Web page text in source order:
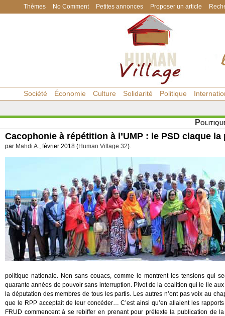
Thèmes No Comment Petites annonces Proposer un article
Société Économie Culture Solidarité Politique
Cacophonie à répétition à l’UMP : le PSD claque la
par Mahdi A., février 2018 (Human Village 32).
politique nationale. Non sans couacs, comme le montrent les tensions qui
quarante années de pouvoir sans interruption. Pivot de la coalition qui le lie
la députation des membres de tous les partis. Les autres n’ont pas voix au
que le RPP acceptait de leur concéder… C’est ainsi qu’en allaient les
FRUD commencent à se rebiffer en prenant pour prétexte la publication de